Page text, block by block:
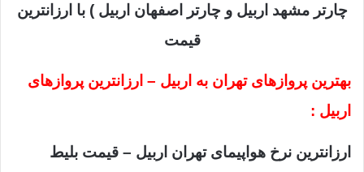
چارتر مشهد اربیل و چارتر اصفهان اربیل ) با ارزانترین
قیمت
بهترین پروازهای تهران به اربیل – ارزانترین پروازهای
اربیل :
ارزانترین نرخ هواپیمای تهران اربیل – قیمت بلیط